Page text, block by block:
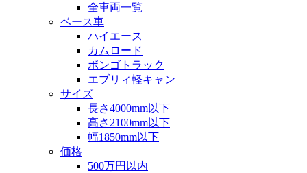
全車両一覧
ベース車
ハイエース
カムロード
ボンゴトラック
エブリィ軽キャン
サイズ
長さ4000mm以下
高さ2100mm以下
幅1850mm以下
価格
500万円以内